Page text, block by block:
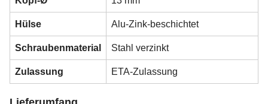
Hülse Alu-Zink-beschichtet
Schraubenmaterial Stahl verzinkt
Zulassung ETA-Zulassung